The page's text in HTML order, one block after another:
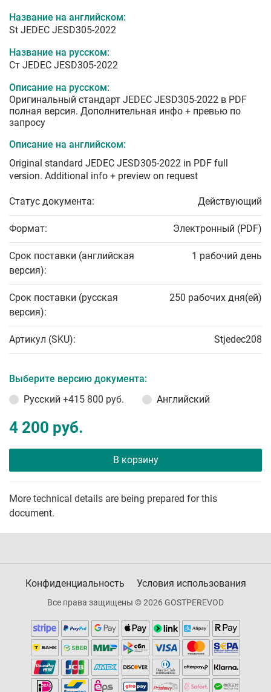
Название на английском:
St JEDEC JESD305-2022
Название на русском:
Ст JEDEC JESD305-2022
Описание на русском:
Оригинальный стандарт JEDEC JESD305-2022 в PDF
полная версия. Дополнительная инфо + превью по
запросу
Описание на английском:
Original standard JEDEC JESD305-2022 in PDF full
version. Additional info + preview on request
Статус документа: Действующий
Формат: Электронный (PDF)
Срок поставки (английская
версия):
1 рабочий день
Срок поставки (русская
версия):
250 рабочих дня(ей)
Артикул (SKU): Stjedec208
Выберите версию документа:
Русский +415 800 руб. Английский
4 200 руб.
В корзину
More technical details are being prepared for this
document.
Конфиденциальность Условия использования
Все права защищены © 2026 GOSTPEREVOD